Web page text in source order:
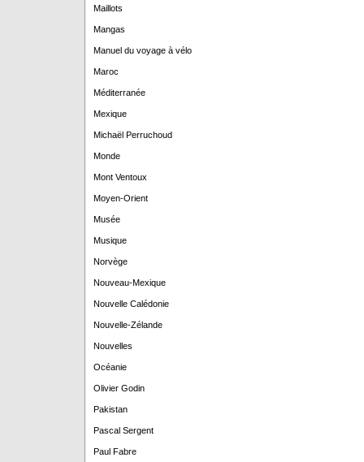
Maillots
Mangas
Manuel du voyage à vélo
Maroc
Méditerranée
Mexique
Michaël Perruchoud
Monde
Mont Ventoux
Moyen-Orient
Musée
Musique
Norvège
Nouveau-Mexique
Nouvelle Calédonie
Nouvelle-Zélande
Nouvelles
Océanie
Olivier Godin
Pakistan
Pascal Sergent
Paul Fabre